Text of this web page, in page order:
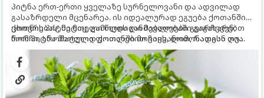
პიტნა ერთ-ერთი ყველაზე სურნელოვანი და ადვილად
გასაზრდელი მცენარეა. ის იდეალურად ეგუება ქოთანში
ცხოვრებას, მეტიც, გამოცდილი მებაღეები გვირჩევენ,
რომ პიტნა მხოლოდ ქოთანში მოვიყვანოთ, რადგან ღია
გრუნტში (ბაღში) დარგვისას ის ფესვებით ძალიან
სწრაფად ვრცელდება და სხვა მცენარეებს ავიწროებს.
ქოთნის პიტნა მთელი წლის განმავლობაში გაგახარებთ
ნორჩი, არომატული ფოთლებით ჩაის, ლიმონათისა თუ
კერძებისთვის.